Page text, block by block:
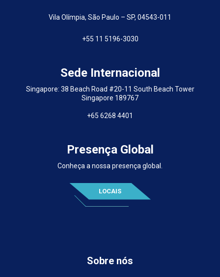
Vila Olímpia, São Paulo – SP, 04543-011
+55 11 5196-3030
Sede Internacional
Singapore: 38 Beach Road #20-11 South Beach Tower
Singapore 189767
+65 6268 4401
Presença Global
Conheça a nossa presença global.
LOCAIS
Sobre nós